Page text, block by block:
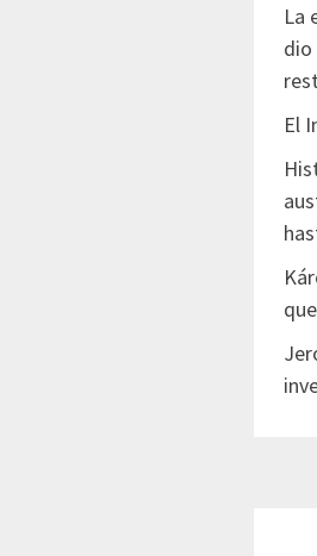
La
dio
El